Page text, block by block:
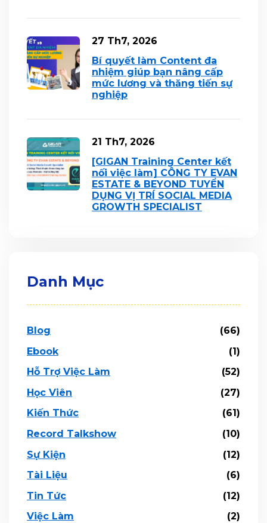
27 Th7, 2026
Bí quyết làm Content đa
nhiệm giúp bạn nâng cấp
mức lương và thăng tiến sự
nghiệp
21 Th7, 2026
[GIGAN Training Center kết
nối việc làm] CÔNG TY EVAN
ESTATE & BEYOND TUYỂN
DỤNG VỊ TRÍ SOCIAL MEDIA
GROWTH SPECIALIST
Danh Mục
Blog
(66)
Ebook
(1)
Hỗ Trợ Việc Làm
(52)
Học Viên
(27)
Kiến Thức
(61)
Record Talkshow
(10)
Sự Kiện
(12)
Tài Liệu
(6)
Tin Tức
(12)
Việc Làm
(2)